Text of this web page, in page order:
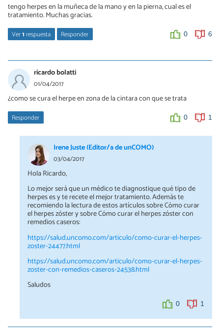
tengo herpes en la muñeca de la mano y en la pierna, cual es el
tratamiento. Muchas gracias.
Ver1respuesta Responder 0 6
19/09/2018
hola Juan buenas tardes
toma la clorofila liquida eso controla el herpes, la venden en
cualquier farmacia
saludos
ricardo bolatti
01/04/2017
¿como se cura el herpe en zona de la cintara con que se trata
Responder 0 1
Irene Juste (Editor/a de unCOMO)
03/04/2017
Hola Ricardo,
Lo mejor será que un médico te diagnostique qué tipo de
herpes es y te recete el mejor tratamiento. Además te
recomiendo la lectura de estos artículos sobre Cómo curar
el herpes zóster y sobre Cómo curar el herpes zóster con
remedios caseros:
https://salud.uncomo.com/articulo/como-curar-el-herpes-
zoster-24477.html
https://salud.uncomo.com/articulo/como-curar-el-herpes-
zoster-con-remedios-caseros-24538.html
Saludos
0 1